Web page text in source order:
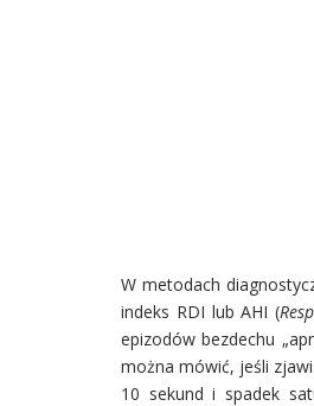
W metodach
indeks RDI lub AHI (
epizodów bezdechu
można mówić, jeśli
10 sekund i spadek